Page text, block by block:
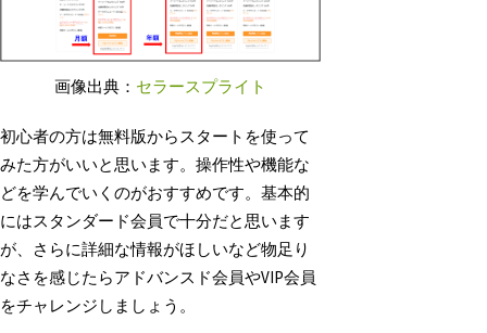
画像出典： セラースプライト
初心者の方は無料版からスタートを使って
みた方がいいと思います。操作性や機能な
どを学んでいくのがおすすめです。基本的
にはスタンダード会員で十分だと思います
が、さらに詳細な情報がほしいなど物足り
なさを感じたらアドバンスド会員やVIP会員
をチャレンジしましょう。